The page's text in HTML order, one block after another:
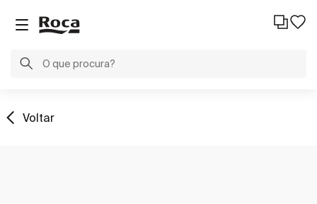
Voltar